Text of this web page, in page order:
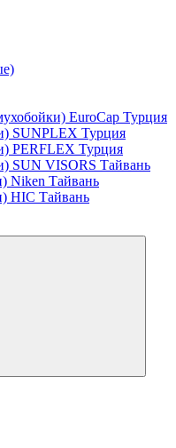
EuroCap Турция
SUNPLEX Турция
PERFLEX Турция
SUN VISORS Тайвань
Niken Тайвань
HIC Тайвань